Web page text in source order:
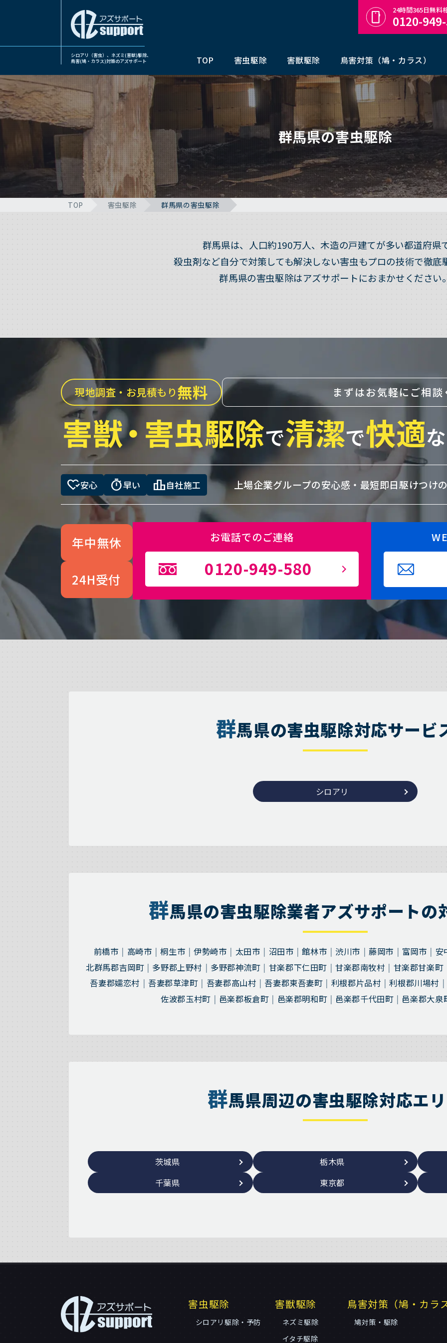
シロアリ（害虫）、ネズミ(害獣)駆除、
鳥害(鳩・カラス)対策のアズサポート
TOP 害虫駆除 害獣駆除 鳥害対策（鳩・カラス）
24時間365日無料
0120-
群馬県の害虫駆除
TOP 害虫駆除 群馬県の害虫駆除
群馬県は、人口約190万人、木造の戸建てが多い都道府県
殺虫剤など自分で対策しても解決しない害虫もプロの技術で徹底
群馬県の害虫駆除はアズサポートにおまかせください
現地調査・お見積もり無料 まずはお気軽にご相
害獣・害虫駆除で清潔で快適
heart_check安心 timer早い leaderboard自社施工 上場企業グループの安心感・ 最短即日駆けつけ
年中無休
24H受付
お電話でのご連絡
0120-949-580
群馬県の害虫駆除対応サービ
シロアリ
群馬県の害虫駆除業者アズサポートの
前橋市 高崎市 桐生市 伊勢崎市 太田市 沼田市 館林市 渋川市 藤岡市 富岡市
安
北群馬郡吉岡町
多野郡上野村 多野郡神流町 甘楽郡下仁田町 甘楽郡南牧村
甘楽郡甘楽町
吾妻郡嬬恋村
吾妻郡草津町 吾妻郡高山村 吾妻郡東吾妻町 利根郡片品村
利根郡川場村
佐波郡玉村町
邑楽郡板倉町 邑楽郡明和町 邑楽郡千代田町 邑楽郡大泉
群馬県周辺の害虫駆除対応エ
茨城県
栃木県
千葉県
東京都
害虫駆除
シロアリ駆除・予防
害獣駆除
ネズミ駆除
イタチ駆除
鳥害対策（鳩・カラ
鳩対策・駆除